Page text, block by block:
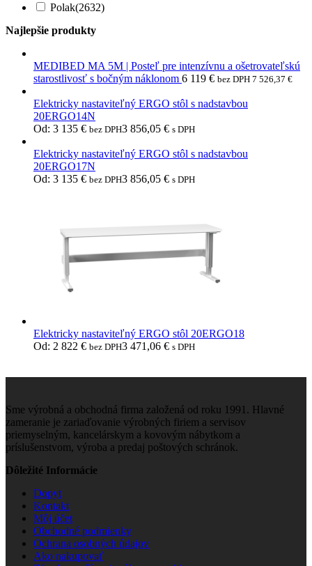
Polak(2632)
Najlepšie produkty
MEDIBED MA 5M | Posteľ pre intenzívnu a ošetrovateľskú
starostlivosť s bočným náklonom 6 119 € bez DPH 7 526,37 €
Elektricky nastaviteľný ERGO stôl s nadstavbou
20ERGO14N
Od: 3 135 € bez DPH3 856,05 € s DPH
Elektricky nastaviteľný ERGO stôl s nadstavbou
20ERGO17N
Od: 3 135 € bez DPH3 856,05 € s DPH
Elektricky nastaviteľný ERGO stôl 20ERGO18
Od: 2 822 € bez DPH3 471,06 € s DPH
Sme výrobná a obchodná firma založená od roku 1991. Hlavné
zameranie je zariaďovanie výrobných firiem a servisov
priemyselným, kancelárskym a kovovým nábytkom a
príslušenstvom, výroba a predaj poštových schránok.
Dôležité Informácie
Dopyt
Kontakt
Môj účet
Obchodné podmienky
Ochrana osobných údajov
Ako nakupovať